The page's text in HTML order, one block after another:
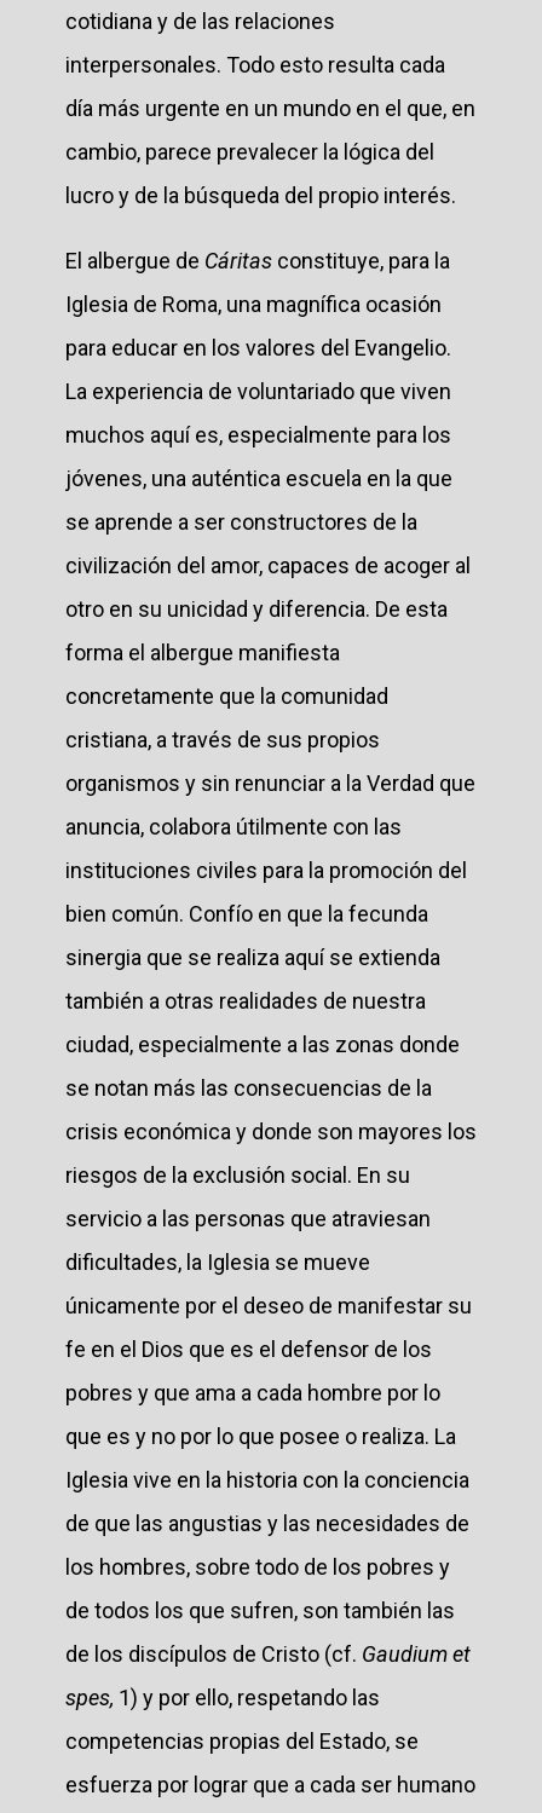
cotidiana y de las relaciones
interpersonales. Todo esto resulta cada
día más urgente en un mundo en el que, en
cambio, parece prevalecer la lógica del
lucro y de la búsqueda del propio interés.
El albergue de Cáritas constituye, para la
Iglesia de Roma, una magnífica ocasión
para educar en los valores del Evangelio.
La experiencia de voluntariado que viven
muchos aquí es, especialmente para los
jóvenes, una auténtica escuela en la que
se aprende a ser constructores de la
civilización del amor, capaces de acoger al
otro en su unicidad y diferencia. De esta
forma el albergue manifiesta
concretamente que la comunidad
cristiana, a través de sus propios
organismos y sin renunciar a la Verdad que
anuncia, colabora útilmente con las
instituciones civiles para la promoción del
bien común. Confío en que la fecunda
sinergia que se realiza aquí se extienda
también a otras realidades de nuestra
ciudad, especialmente a las zonas donde
se notan más las consecuencias de la
crisis económica y donde son mayores los
riesgos de la exclusión social. En su
servicio a las personas que atraviesan
dificultades, la Iglesia se mueve
únicamente por el deseo de manifestar su
fe en el Dios que es el defensor de los
pobres y que ama a cada hombre por lo
que es y no por lo que posee o realiza. La
Iglesia vive en la historia con la conciencia
de que las angustias y las necesidades de
los hombres, sobre todo de los pobres y
de todos los que sufren, son también las
de los discípulos de Cristo (cf. Gaudium et
spes, 1) y por ello, respetando las
competencias propias del Estado, se
esfuerza por lograr que a cada ser humano